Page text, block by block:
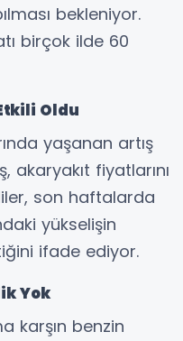
bekleniyor.
birçok ilde 60
Oldu
yaşanan artış
akaryakıt fiyatlarını
son haftalarda
yükselişin
ifade ediyor.
Yok
karşın benzin